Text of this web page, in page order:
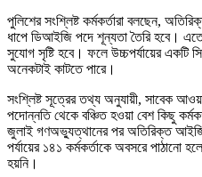
পুলিশের সংশ্লিষ্ট কর্মকর্তারা বলছেন,
ধাপে ডিআইজি পদে শূন্যতা তৈরি হবে। এতে
সুযোগ সৃষ্টি হবে। ফলে উচ্চপর্যায়ের একটি
অনেকটাই কাটতে পারে।
সংশ্লিষ্ট সূত্রের তথ্য অনুযায়ী, সাবেক
পদোন্নতি থেকে বঞ্চিত হওয়া বেশ কিছু
জুলাই গণঅভ্যুত্থানের পর অতিরিক্ত
পর্যায়ের ১৪১ কর্মকর্তাকে অবসরে পাঠানো
হয়নি।